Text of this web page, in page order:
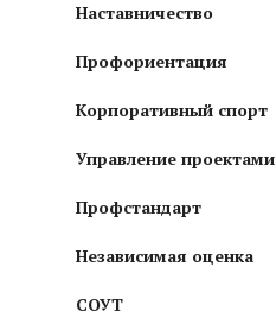
Наставничество
Профориентация
Корпоративный спорт
Управление проектами
Профстандарт
Независимая оценка
СОУТ